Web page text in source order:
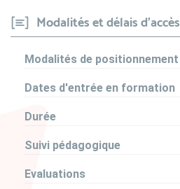
Modalités et délais d'accès
Modalités de positionnement
Dates d'entrée en formation
Durée
Suivi pédagogique
Evaluations